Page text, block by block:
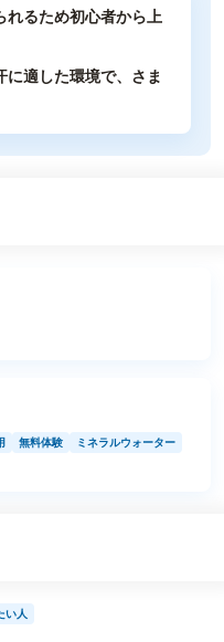
れるため初心者から上
に適した環境で、さま
無料体験
ミネラルウォーター
い人